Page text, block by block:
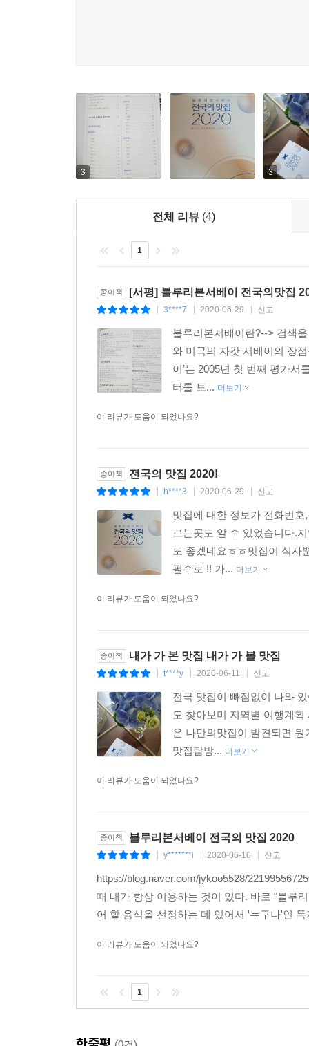
판에 수록된 식당 수는 총 3,281개로 2019년 판
레스토랑서승호입니다. 국내 프렌치 오너셰프
평가를 받아 리본 세 개를 유지했습니다.
리본 두 개 맛집은 146곳으로, 2019년 판에 비
블루리본서베이는 독자들의 뜨거운 성원과 참여
새로워진 블루리본서베이 최고 점수 평가 방식
2019년 판부터 [블루리본서베이]의 평가 방식
여러분의 평가로만 이루어집니다.
2005년부터 축적된 독자들의 평가가 해를 거
평가만으로 최고 점수를 뽑기로 했습니다. 이는
독자 여러분의 공정한 평가를 바탕으로 우리나라
3 3
전체 리뷰 (4)
1
종이책 [서평] 블루리본서베이 전국의맛집
3****7 2020-06-29 신고
블루리본서베이란?--> 검색
와 미국의 자갓 서베이의 장
이’는 2005년 첫 번째 평가
터를 토... 더보기
이 리뷰가 도움이 되었나요?
종이책 전국의 맛집 2020!
h****3 2020-06-29 신고
맛집에 대한 정보가 전화번
르는곳도 알 수 있었습니다.
도 좋겠네요ㅎㅎ맛집이 식사
필수로 !! 가... 더보기
이 리뷰가 도움이 되었나요?
종이책 내가 가 본 맛집 내가 가 볼 맛집
t****y 2020-06-11 신고
전국 맛집이 빠짐없이 나와
도 찾아보며 지역별 여행계
은 나만의맛집이 발견되면
맛집탐방... 더보기
이 리뷰가 도움이 되었나요?
종이책 블루리본서베이 전국의 맛집 2020
y*******i 2020-06-10 신고
https://blog.naver.com/jykoo5528/
때 내가 항상 이용하는 것이 있다. 바로 "블루
어 할 음식을 선정하는 데 있어서 '누구나'인
이 리뷰가 도움이 되었나요?
1